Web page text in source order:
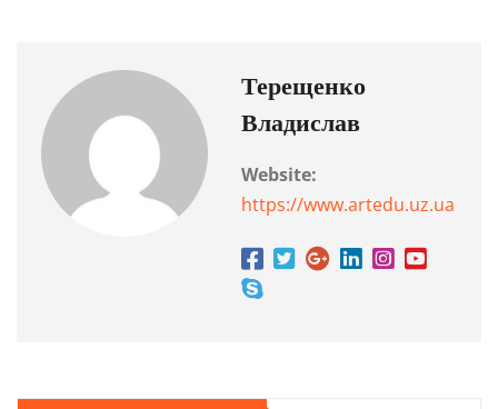
Терещенко
Владислав
Website:
https://www.artedu.uz.ua